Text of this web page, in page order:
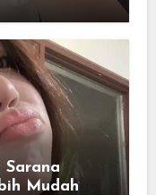
Mudah